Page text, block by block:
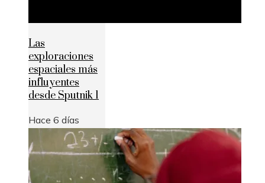
Las
exploraciones
espaciales más
influyentes
desde Sputnik 1
Hace 6 días